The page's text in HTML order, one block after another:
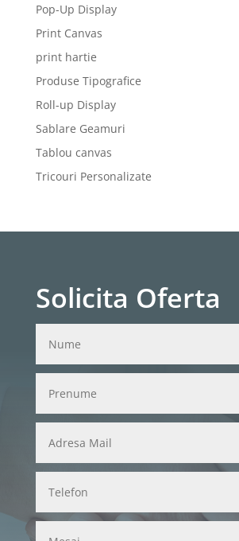
Pop-Up Display
Print Canvas
print hartie
Produse Tipografice
Roll-up Display
Sablare Geamuri
Tablou canvas
Tricouri Personalizate
Solicita Oferta